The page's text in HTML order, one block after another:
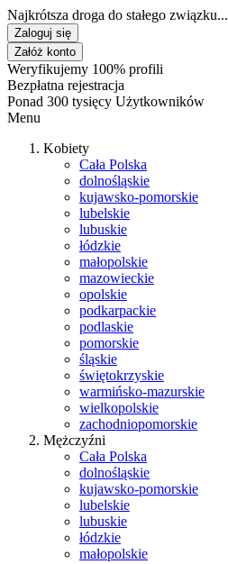
Najkrótsza droga do stałego związku...
Zaloguj się
Załóż konto
Weryfikujemy 100% profili
Bezpłatna rejestracja
Ponad 300 tysięcy Użytkowników
Menu
Kobiety
Cała Polska
dolnośląskie
kujawsko-pomorskie
lubelskie
lubuskie
łódzkie
małopolskie
mazowieckie
opolskie
podkarpackie
podlaskie
pomorskie
śląskie
świętokrzyskie
warmińsko-mazurskie
wielkopolskie
zachodniopomorskie
Mężczyźni
Cała Polska
dolnośląskie
kujawsko-pomorskie
lubelskie
lubuskie
łódzkie
małopolskie